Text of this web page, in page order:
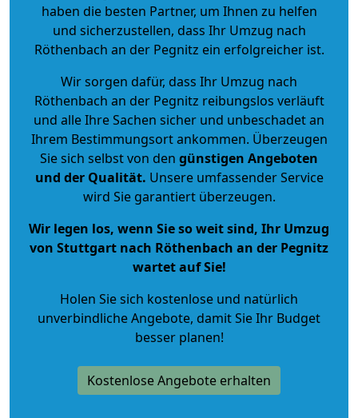
haben die besten Partner, um Ihnen zu helfen
und sicherzustellen, dass Ihr Umzug nach
Röthenbach an der Pegnitz ein erfolgreicher ist.
Wir sorgen dafür, dass Ihr Umzug nach
Röthenbach an der Pegnitz reibungslos verläuft
und alle Ihre Sachen sicher und unbeschadet an
Ihrem Bestimmungsort ankommen. Überzeugen
Sie sich selbst von den günstigen Angeboten
und der Qualität. Unsere umfassender Service
wird Sie garantiert überzeugen.
Wir legen los, wenn Sie so weit sind, Ihr Umzug
von Stuttgart nach Röthenbach an der Pegnitz
wartet auf Sie!
Holen Sie sich kostenlose und natürlich
unverbindliche Angebote, damit Sie Ihr Budget
besser planen!
Kostenlose Angebote erhalten